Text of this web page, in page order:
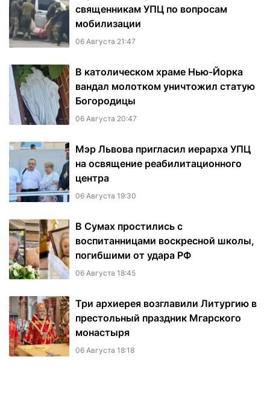
священникам УПЦ по вопросам
мобилизации
06 Августа 21:47
В католическом храме Нью-Йорка
вандал молотком уничтожил статую
Богородицы
06 Августа 20:47
Мэр Львова пригласил иерарха УПЦ
на освящение реабилитационного
центра
06 Августа 19:30
В Сумах простились с
воспитанницами воскресной школы,
погибшими от удара РФ
06 Августа 18:45
Три архиерея возглавили Литургию в
престольный праздник Мгарского
монастыря
06 Августа 18:18